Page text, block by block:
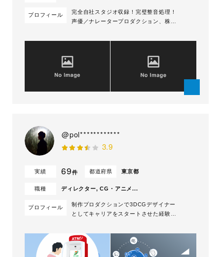
プロフィール
完全自社スタジオ収録！完璧整音処理！
声優／ナレータープロダクション、株式
のナレーション専門レコーディング・ス
エンジニアが常駐する環境で、高品質な
ボイスレコーディングをお約束。 男女
20名ほどの声優、ナレーターが在籍し
@pol************
3.9
実績 69件 都道府県 東京都
職種 ディレクター, CG・アニメ...
プロフィール
制作プロダクションで3DCGデザイナー
としてキャリアをスタートさせた経験を
写撮影まで、 幅広いグラフィック表現
を用いた制作を行っています。 キック
オフのヒアリングや制作工程でのやりと